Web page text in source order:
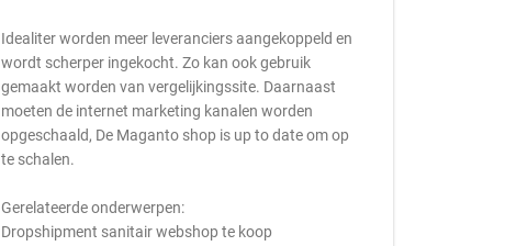
Idealiter worden meer leveranciers aangekoppeld en
wordt scherper ingekocht. Zo kan ook gebruik
gemaakt worden van vergelijkingssite. Daarnaast
moeten de internet marketing kanalen worden
opgeschaald, De Maganto shop is up to date om op
te schalen.
Gerelateerde onderwerpen:
Dropshipment sanitair webshop te koop